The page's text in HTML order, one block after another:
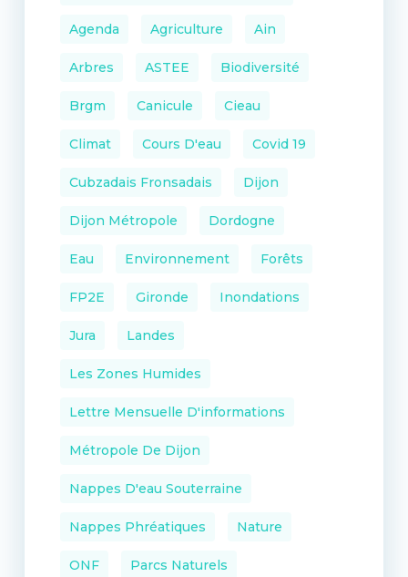
Agenda Agriculture Ain
Arbres ASTEE Biodiversité
Brgm Canicule Cieau
Climat Cours D'eau Covid 19
Cubzadais Fronsadais Dijon
Dijon Métropole Dordogne
Eau Environnement Forêts
FP2E Gironde Inondations
Jura Landes
Les Zones Humides
Lettre Mensuelle D'informations
Métropole De Dijon
Nappes D'eau Souterraine
Nappes Phréatiques Nature
ONF Parcs Naturels